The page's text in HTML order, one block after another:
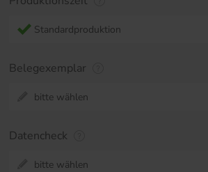
Standardproduktion
Belegexemplar
bitte wählen
Datencheck
bitte wählen